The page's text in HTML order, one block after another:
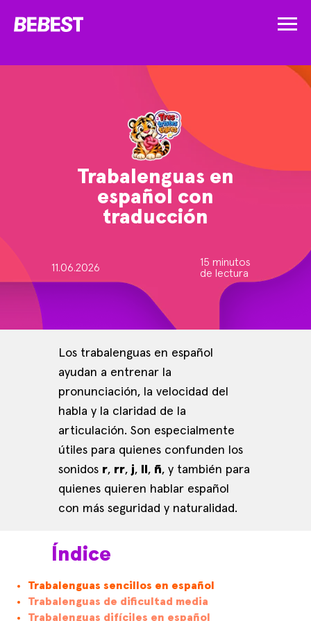
Trabalenguas en
español con
traducción
11.06.2026
15 minutos
de lectura
Los trabalenguas en español
ayudan a entrenar la
pronunciación, la velocidad del
habla y la claridad de la
articulación. Son especialmente
útiles para quienes confunden los
sonidos r, rr, j, , ñ, y también para
quienes quieren hablar español
con más seguridad y naturalidad.
Índice
Trabalenguas sencillos en español
Trabalenguas de dificultad media
Trabalenguas difíciles en español